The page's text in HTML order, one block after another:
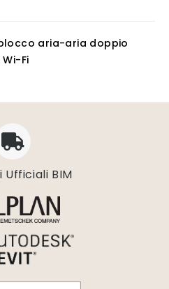
aria-aria doppio
Fi
Ufficiali BIM